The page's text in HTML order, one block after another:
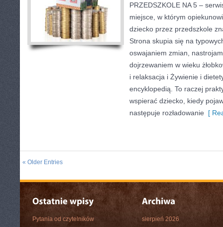
PRZEDSZKOLE NA 5 –
miejsce, w którym
dziecko przez przedszkole
Strona skupia się na
oswajaniem zmian,
dojrzewaniem w wieku
i relaksacja i Żywienie i
encyklopedią. To raczej
wspierać dziecko, kiedy
następuje rozładowanie [
« Older Entries
Pytania od czytelników
sierpień 2026